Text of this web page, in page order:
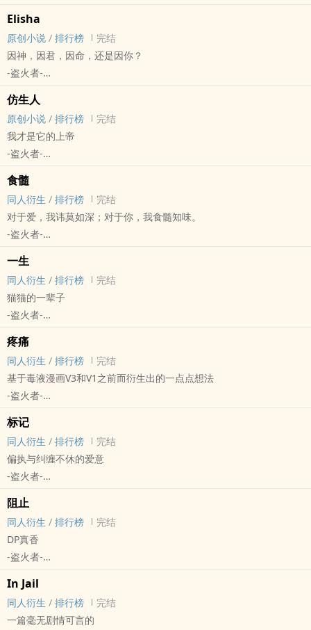
BL - 动漫同人
Elisha
原创小说 / 排行榜
完结
因神，因君，因命，还是因你？
-盗火者-
西方 - 古代
仿生人
原创小说 / 排行榜
完结
我才是它的上帝
-盗火者-
完结
食髓
同人衍生 / 排行榜
完结
对于爱，我讳莫如深；对于你，我食髓知味。
-盗火者-
动漫同人
一生
同人衍生 / 排行榜
完结
猫猫的一辈子
-盗火者-
他性向
动漫同人
疼痛
同人衍生 / 排行榜
完结
基于毒液漫画V3和V1之前而衍生出的一点点想法
-盗火者-
动漫同人
标记
同人衍生 / 排行榜
完结
偏执与纠缠不休的爱意
-盗火者-
动漫同人
阻止
同人衍生 / 排行榜
完结
DP真香
-盗火者-
动漫同人
In Jail
同人衍生 / 排行榜
完结
一篇毫无剧情可言的